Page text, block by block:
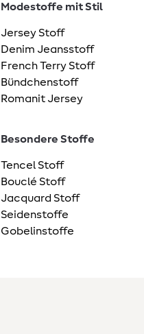
Modestoffe mit Stil
Jersey Stoff
Denim Jeansstoff
French Terry Stoff
Bündchenstoff
Romanit Jersey
Besondere Stoffe
Tencel Stoff
Bouclé Stoff
Jacquard Stoff
Seidenstoffe
Gobelinstoffe